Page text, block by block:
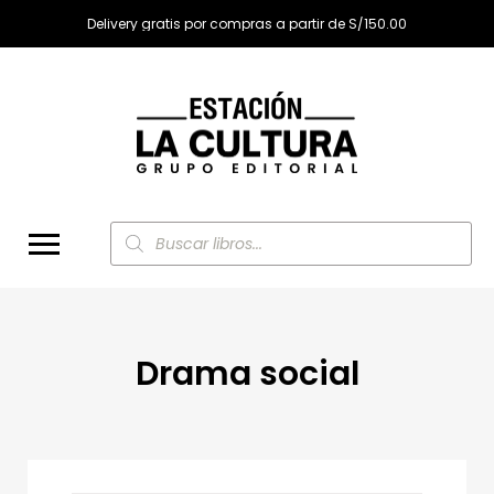
Delivery gratis por compras a partir de S/150.00
Búsqueda
de
productos
Drama social